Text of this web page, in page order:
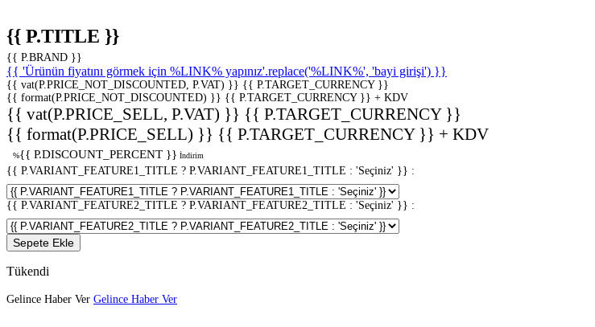
{{ P.TITLE }}
{{ P.BRAND }}
{{ 'Ürünün fiyatını görmek için %LINK% yapınız'.replace('%LINK%', 'bayi girişi') }}
{{ vat(P.PRICE_NOT_DISCOUNTED, P.VAT) }} {{ P.TARGET_CURRENCY }}
{{ format(P.PRICE_NOT_DISCOUNTED) }} {{ P.TARGET_CURRENCY }} + KDV
{{ vat(P.PRICE_SELL, P.VAT) }} {{ P.TARGET_CURRENCY }}
{{ format(P.PRICE_SELL) }} {{ P.TARGET_CURRENCY }} + KDV
%{{ P.DISCOUNT_PERCENT }} İndirim
{{ P.VARIANT_FEATURE1_TITLE ? P.VARIANT_FEATURE1_TITLE : 'Seçiniz' }} :
{{ P.VARIANT_FEATURE2_TITLE ? P.VARIANT_FEATURE2_TITLE : 'Seçiniz' }} :
Sepete Ekle
Tükendi
Gelince Haber Ver Gelince Haber Ver